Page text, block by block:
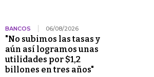
BANCOS 06/08/2026
"No subimos las tasas y
aún así logramos unas
utilidades por $1,2
billones en tres años"